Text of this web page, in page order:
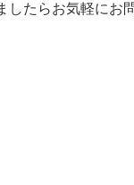
たらお気軽にお